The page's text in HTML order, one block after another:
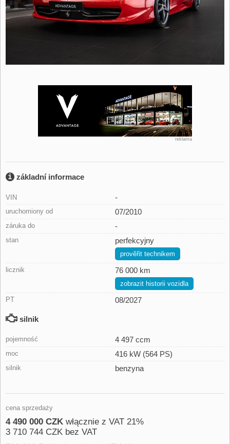
reklama
základní informace
VIN -
uruchomiony od 07/2010
záruka do -
stan perfekcyjny
prověřit technikem
licznik 76 000 km
zobrazit historii vozidla
PT 08/2027
silnik
pojemność 4 497 ccm
moc 416 kW (564 PS)
silnik benzyna
cena sprzedaży
4 490 000 CZK włącznie z VAT 21%
3 710 744 CZK bez VAT